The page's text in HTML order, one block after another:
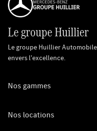
Le groupe Huillier
Le groupe Huillier
envers l'excellence.
Nos gammes
Nos locations